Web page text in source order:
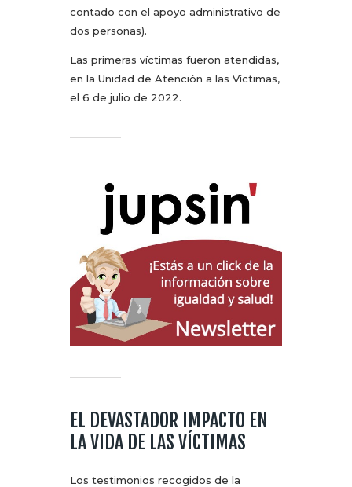
contado con el apoyo administrativo de
dos personas).
Las primeras víctimas fueron atendidas,
en la Unidad de Atención a las Víctimas,
el 6 de julio de 2022.
EL DEVASTADOR IMPACTO EN
LA VIDA DE LAS VÍCTIMAS
Los testimonios recogidos de la